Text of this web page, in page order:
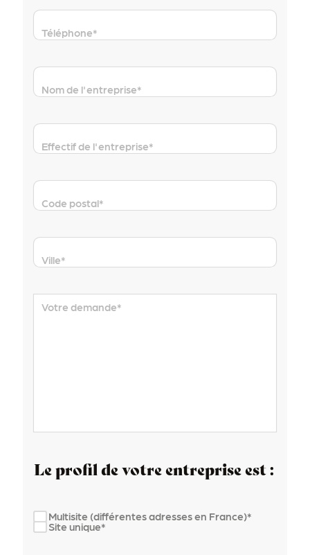
Téléphone*
Nom de l'entreprise*
Effectif de l'entreprise*
Code postal*
Ville*
Votre demande*
Le profil de votre entreprise est :
Multisite (différentes adresses en France)*
Site unique*